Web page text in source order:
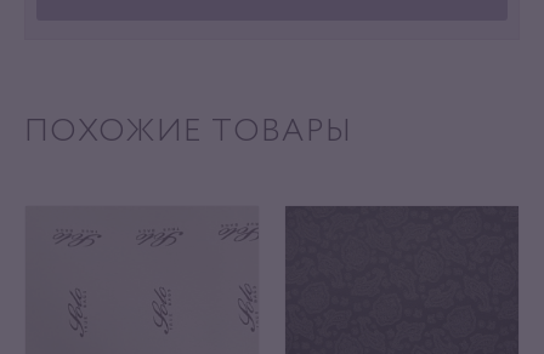
ПОХОЖИЕ ТОВАРЫ